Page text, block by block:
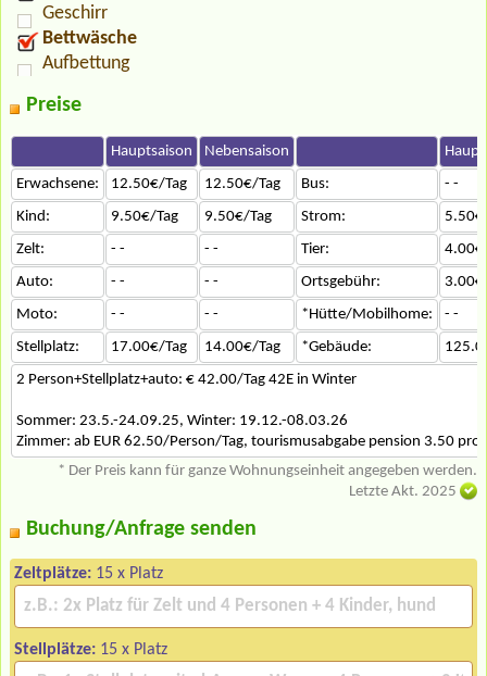
Geschirr
Bettwäsche
Aufbettung
Preise
Hauptsaison Nebensaison
Erwachsene:
12.50€/Tag 12.50€/Tag Bus:
- -
Kind:
9.50€/Tag 9.50€/Tag Strom:
Zelt:
- - - - Tier:
Auto:
- - - - Ortsgebühr:
Moto:
- - - - *Hütte/Mobilhome:
- -
Stellplatz:
17.00€/Tag 14.00€/Tag *Gebäude:
2 Person+Stellplatz+auto: € 42.00/Tag 42E in Winter
Sommer: 23.5.-24.09.25, Winter: 19.12.-08.03.26
Zimmer: ab EUR 62.50/Person/Tag, tourismusabgabe pension 3.50 pro
* Der Preis kann für ganze Wohnungseinheit angegeben werden.
Letzte Akt. 2025
Buchung/Anfrage senden
Zeltplätze: 15 x Platz
Stellplätze: 15 x Platz